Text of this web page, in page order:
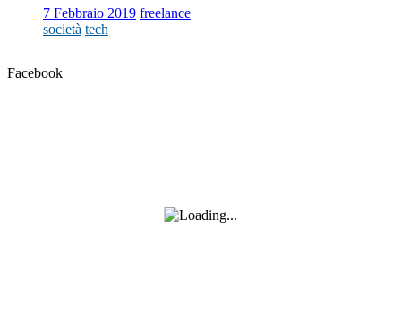
7 Febbraio 2019 freelance
società tech
Facebook